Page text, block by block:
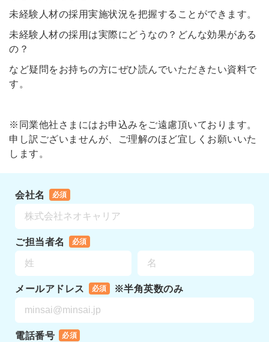
未経験人材の採用実施状況を把握することができます。
未経験人材の採用は実際にどうなの？どんな効果がある
の？
など疑問をお持ちの方にぜひ読んでいただきたい資料で
す。
※同業他社さまにはお申込みをご遠慮頂いております。
申し訳ございませんが、ご理解のほど宜しくお願いいた
します。
会社名 必須
ご担当者名 必須
メールアドレス 必須 ※半角英数のみ
電話番号 必須